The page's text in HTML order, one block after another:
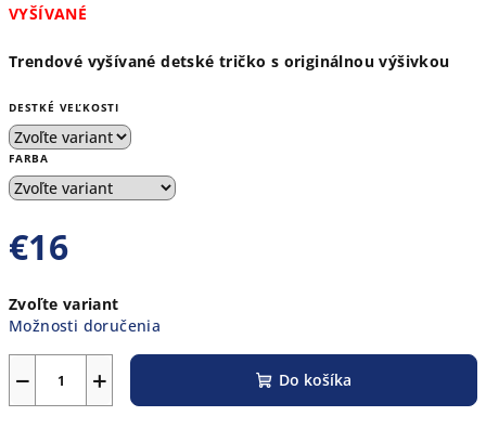
VYŠÍVANÉ
Trendové vyšívané detské tričko s originálnou výšivkou
DESTKÉ VEĽKOSTI
FARBA
€16
cena:
Zvoľte variant
Možnosti doručenia
+
− Do košíka